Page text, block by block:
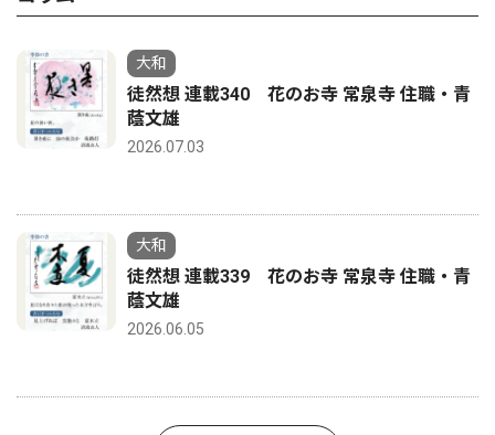
大和
徒然想 連載340 花のお寺 常泉寺 住職・青
蔭文雄
2026.07.03
大和
徒然想 連載339 花のお寺 常泉寺 住職・青
蔭文雄
2026.06.05